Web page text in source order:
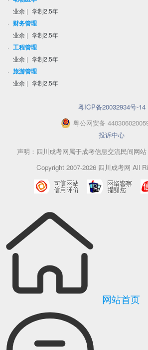
业余 | 学制2.5年
· 财务管理
业余 | 学制2.5年
· 工程管理
业余 | 学制2.5年
· 旅游管理
业余 | 学制2.5年
粤ICP备20032934号-14
粤公网安备
投诉中心
声明：四川成考网属于成考信息交流民间网
Copyright 2007-2026 四川成考网 All
网站首页